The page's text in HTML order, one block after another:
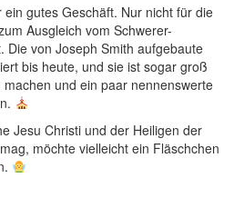
gutes Geschäft. Nur nicht für die
Ausgleich vom Schwerer-
Die von Joseph Smith aufgebaute
bis heute, und sie ist sogar groß
und ein paar nennenswerte
Jesu Christi und der Heiligen der
möchte vielleicht ein Fläschchen